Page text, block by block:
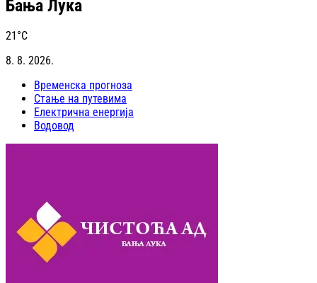
Бања Лука
21 °C
8. 8. 2026.
Временска прогноза
Стање на путевима
Електрична енергија
Водовод